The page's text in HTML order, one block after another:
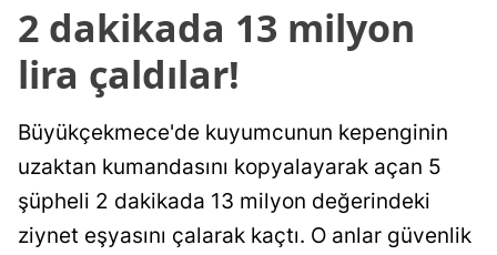
2 dakikada 13 milyon
lira çaldılar!
Büyükçekmece'de kuyumcunun kepenginin
uzaktan kumandasını kopyalayarak açan 5
şüpheli 2 dakikada 13 milyon değerindeki
ziynet eşyasını çalarak kaçtı. O anlar güvenlik